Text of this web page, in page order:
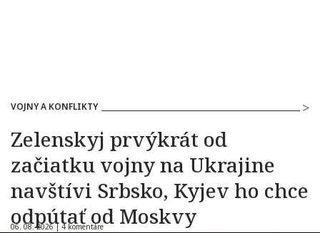
VOJNY A KONFLIKTY
Zelenskyj prvýkrát od
začiatku vojny na Ukrajine
navštívi Srbsko, Kyjev ho chce
odpútať od Moskvy
06. 08. 2026 | 4 komentáre